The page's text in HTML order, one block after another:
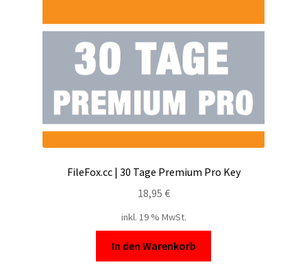
FileFox.cc | 30 Tage Premium Pro Key
18,95 €
inkl. 19 % MwSt.
In den Warenkorb